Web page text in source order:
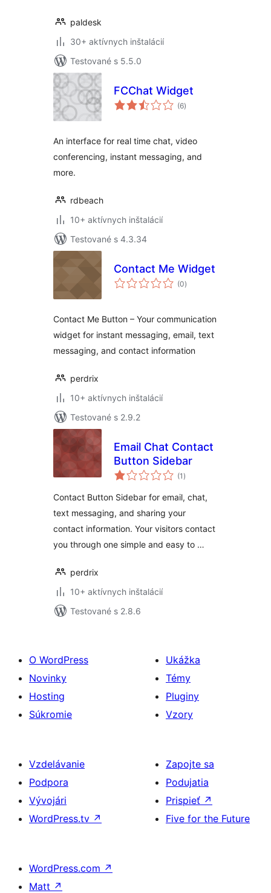
paldesk
30+ aktívnych inštalácií
Testované s 5.5.0
FCChat Widget
(6celkové
hodnotenie
)
An interface for real time chat, video
conferencing, instant messaging, and
more.
rdbeach
10+ aktívnych inštalácií
Testované s 4.3.34
Contact Me Widget
(0celkové
hodnotenie
)
Contact Me Button – Your communication
widget for instant messaging, email, text
messaging, and contact information
perdrix
10+ aktívnych inštalácií
Testované s 2.9.2
Email Chat Contact
Button Sidebar
(1 celkové
hodnotenie
)
Contact Button Sidebar for email, chat,
text messaging, and sharing your
contact information. Your visitors contact
you through one simple and easy to …
perdrix
10+ aktívnych inštalácií
Testované s 2.8.6
O WordPress
Novinky
Hosting
Súkromie
Ukážka
Témy
Pluginy
Vzory
Vzdelávanie
Podpora
Vývojári
WordPress.tv ↗
Zapojte sa
Podujatia
Prispieť ↗
Five for the Future
WordPress.com ↗
Matt ↗